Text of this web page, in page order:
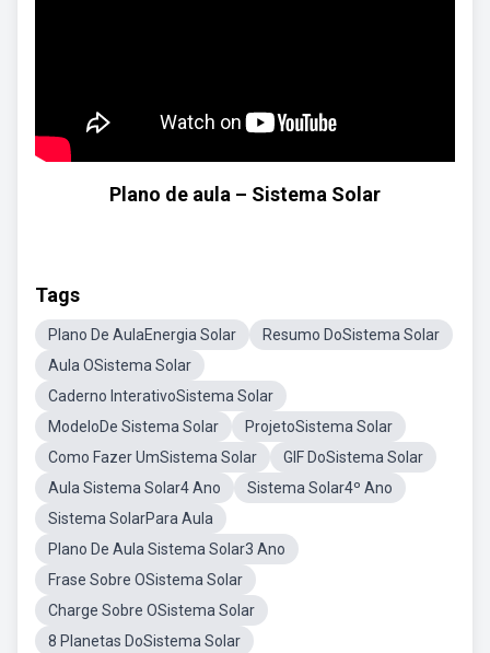
Plano de aula – Sistema Solar
Tags
Plano De AulaEnergia Solar
Resumo DoSistema Solar
Aula OSistema Solar
Caderno InterativoSistema Solar
ModeloDe Sistema Solar
ProjetoSistema Solar
Como Fazer UmSistema Solar
GIF DoSistema Solar
Aula Sistema Solar4 Ano
Sistema Solar4º Ano
Sistema SolarPara Aula
Plano De Aula Sistema Solar3 Ano
Frase Sobre OSistema Solar
Charge Sobre OSistema Solar
8 Planetas DoSistema Solar